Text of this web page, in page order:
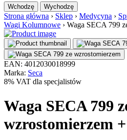
Wchodzę Wychodzę
Strona główna › Sklep › Medycyna ›
Wagi Kolumnowe › Waga SECA 799
EAN: 4012030018999
Marka: Seca
8% VAT dla specjalistów
Waga SECA 799
wzrostomierzem